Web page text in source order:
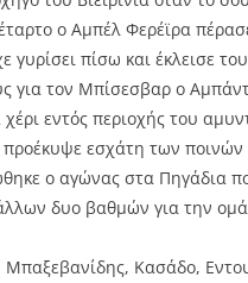
ο Αμπέλ Φερέϊρα
πίσω και έκλεισε
για τον Μπίσεσβαρ ο
εντός περιοχής του
εσχάτη των
ο αγώνας στα Πηγάδια
δυο βαθμών για την
Κασάδο,